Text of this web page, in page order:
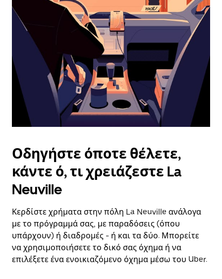
επιλέξετε
μια
ημερομηνία.
Πατήστε
πλήκτρο
escape
για
να
κλείσετε
ημερολόγιο.
Οδηγήστε όποτε θέλετε,
κάντε ό, τι χρειάζεστε La
Neuville
Κερδίστε χρήματα στην πόλη La Neuville ανάλογα
με το πρόγραμμά σας, με παραδόσεις (όπου
υπάρχουν) ή διαδρομές - ή και τα δύο. Μπορείτε
να χρησιμοποιήσετε το δικό σας όχημα ή να
επιλέξετε ένα ενοικιαζόμενο όχημα μέσω του Uber.